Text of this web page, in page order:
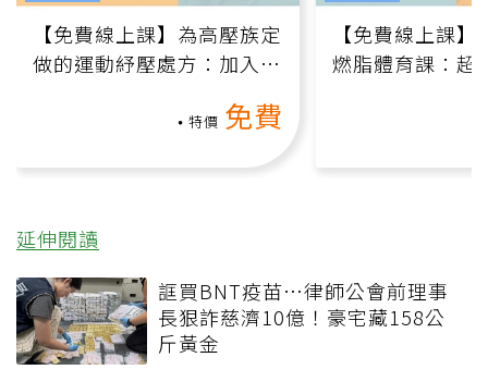
【免費線上課】為高壓族定
做的運動紓壓處方：加入行
特價 免費
【免費線上課
燃脂體育課：超
延伸閱讀
誆買BNT疫苗…律師公會前理事
長狠詐慈濟10億！豪宅藏158公
斤黃金